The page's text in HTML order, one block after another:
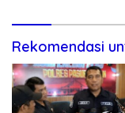
Rekomendasi